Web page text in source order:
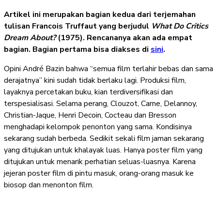
Artikel ini merupakan bagian kedua dari terjemahan
tulisan Francois Truffaut yang berjudul What Do Critics
Dream About?(1975). Rencananya akan ada empat
bagian. Bagian pertama bisa diakses di sini.
Opini André Bazin bahwa “semua film terlahir bebas dan sama
derajatnya” kini sudah tidak berlaku lagi. Produksi film,
layaknya percetakan buku, kian terdiversifikasi dan
terspesialisasi. Selama perang, Clouzot, Carne, Delannoy,
Christian-Jaque, Henri Decoin, Cocteau dan Bresson
menghadapi kelompok penonton yang sama. Kondisinya
sekarang sudah berbeda. Sedikit sekali film jaman sekarang
yang ditujukan untuk khalayak luas. Hanya poster film yang
ditujukan untuk menarik perhatian seluas-luasnya. Karena
jejeran poster film di pintu masuk, orang-orang masuk ke
biosop dan menonton film.